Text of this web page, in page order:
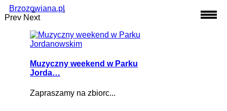
Brzozowiana.pl
Muzyczny weekend w Parku
Jorda…
Zapraszamy na zbiorc...
Prev Next